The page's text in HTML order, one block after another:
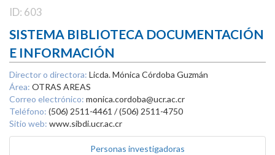
ID: 603
SISTEMA BIBLIOTECA DOCUMENTACIÓN
E INFORMACIÓN
Director o directora: Licda. Mónica Córdoba Guzmán
Área: OTRAS AREAS
Correo electrónico: monica.cordoba@ucr.ac.cr
Teléfono: (506) 2511-4461 / (506) 2511-4750
Sitio web: www.sibdi.ucr.ac.cr
Personas investigadoras